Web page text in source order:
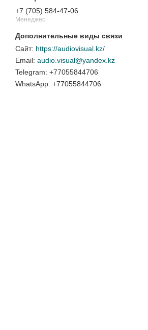
+7 (705) 584-47-06
Менеджер
https://audiovisual.kz/
audio.visual@yandex.kz
+77055844706
+77055844706